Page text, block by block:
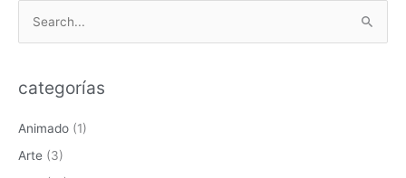
c
a
categorías
Animado (1)
Arte (3)